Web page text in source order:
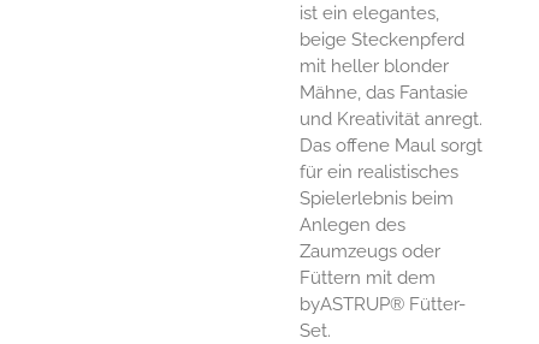
ist ein elegantes,
beige Steckenpferd
mit heller blonder
Mähne, das Fantasie
und Kreativität anregt.
Das offene Maul sorgt
für ein realistisches
Spielerlebnis beim
Anlegen des
Zaumzeugs oder
Füttern mit dem
byASTRUP® Fütter-
Set.